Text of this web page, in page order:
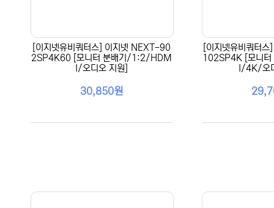
[이지넷유비쿼터스] 이지넷 NEXT-90
2SP4K60 [모니터 분배기/1:2/HDM
I/오디오 지원]
30,850원
[이지넷유비쿼터
102SP4K [모니
I/4K/오